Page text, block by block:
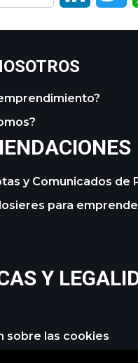
y Comunicados de
para
Y
sobre las cookies